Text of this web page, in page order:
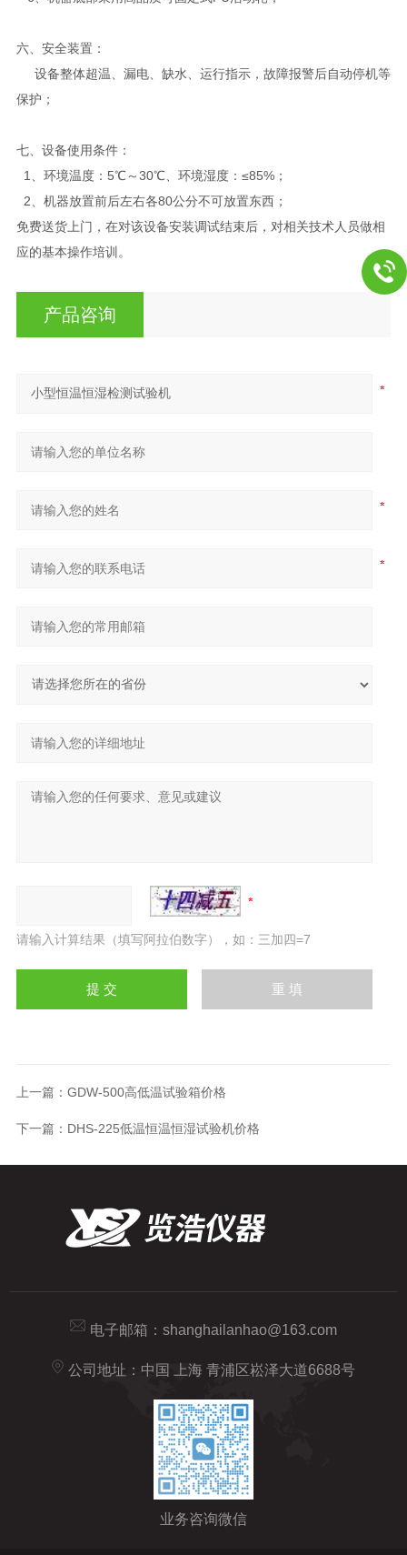
六、安全装置：
设备整体超温、漏电、缺水、运行指示，故障报警后自动停机等
保护；
七、 设备使用条件：
1、环境温度：5℃～30℃、环境湿度：≤85%；
2、机器放置前后左右各80公分不可放置东西；
免费送货上门，在对该设备安装调试结束后，对相关技术人员做相
应的基本操作培训。
产品咨询
请输入计算结果（填写阿拉伯数字），如：三加四=7
上一篇： GDW-500高低温试验箱价格
下一篇： DHS-225低温恒温恒湿试验机价格
电子邮箱： shanghailanhao@163.com
公司地址：中国 上海 青浦区崧泽大道6688号
业务咨询微信